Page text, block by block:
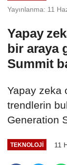
Yayınlanma: 11
Yapay
bir araya
Summit
Yapay zeka
trendlerin
Generation
TEKNOLOJI 11